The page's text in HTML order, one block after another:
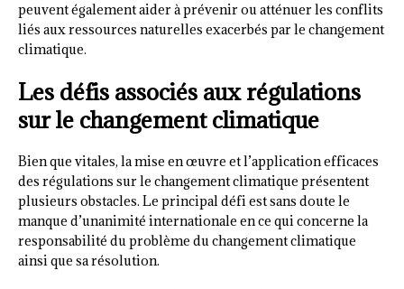
peuvent également aider à prévenir ou atténuer les conflits
liés aux ressources naturelles exacerbés par le changement
climatique.
Les défis associés aux régulations
sur le changement climatique
Bien que vitales, la mise en œuvre et l’application efficaces
des régulations sur le changement climatique présentent
plusieurs obstacles. Le principal défi est sans doute le
manque d’unanimité internationale en ce qui concerne la
responsabilité du problème du changement climatique
ainsi que sa résolution.